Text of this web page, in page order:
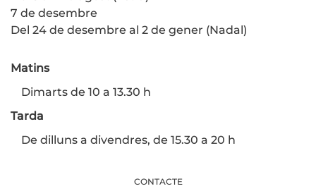
7 de desembre
Del 24 de desembre al 2 de gener (Nadal)
Matins
Dimarts de 10 a 13.30 h
Tarda
De dilluns a divendres, de 15.30 a 20 h
CONTACTE